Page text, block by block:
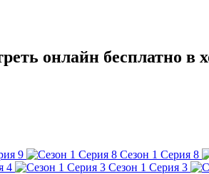
онлайн бесплатно в
9 Сезон 1 Серия 8
4 Сезон 1 Серия 3